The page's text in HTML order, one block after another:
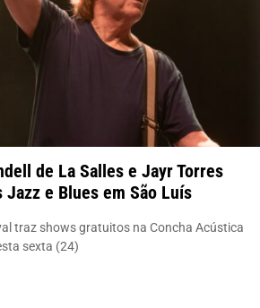
de La Salles e Jayr Torres
Jazz e Blues em São Luís
traz shows gratuitos na Concha Acústica
sexta (24)